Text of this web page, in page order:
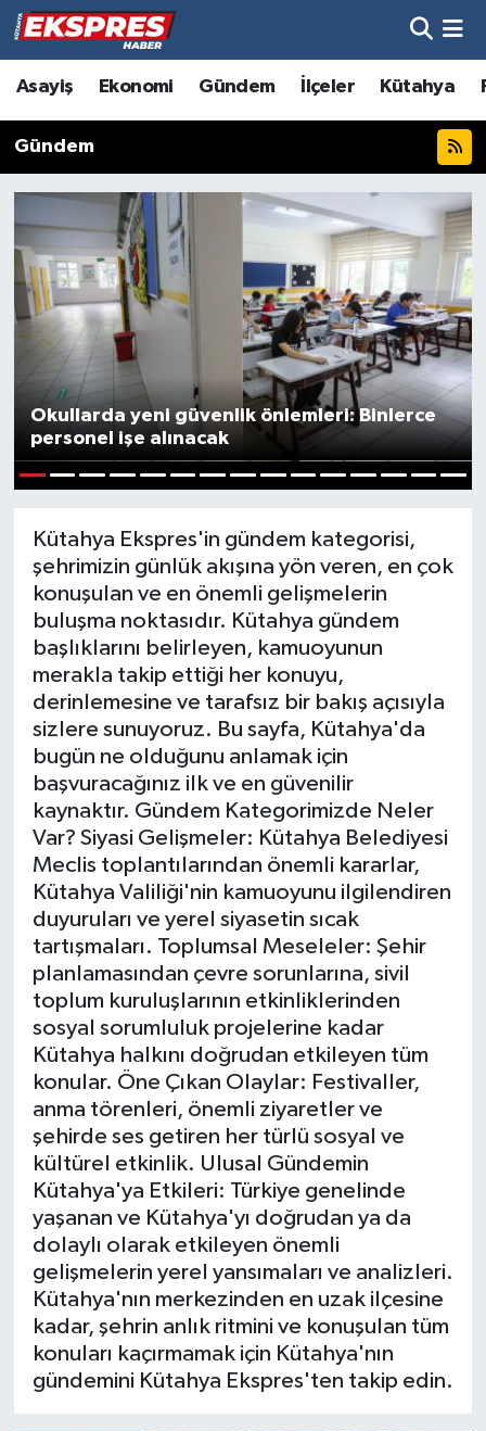
Asayiş Ekonomi Gündem İlçeler Kütahya
Gündem
Okullarda yeni güvenlik önlemleri: Binlerce
personel işe alınacak
Kütahya Ekspres'in gündem kategorisi,
şehrimizin günlük akışına yön veren, en çok
konuşulan ve en önemli gelişmelerin
buluşma noktasıdır. Kütahya gündem
başlıklarını belirleyen, kamuoyunun
merakla takip ettiği her konuyu,
derinlemesine ve tarafsız bir bakış açısıyla
sizlere sunuyoruz. Bu sayfa, Kütahya'da
bugün ne olduğunu anlamak için
başvuracağınız ilk ve en güvenilir
kaynaktır. Gündem Kategorimizde Neler
Var? Siyasi Gelişmeler: Kütahya Belediyesi
Meclis toplantılarından önemli kararlar,
Kütahya Valiliği'nin kamuoyunu ilgilendiren
duyuruları ve yerel siyasetin sıcak
tartışmaları. Toplumsal Meseleler: Şehir
planlamasından çevre sorunlarına, sivil
toplum kuruluşlarının etkinliklerinden
sosyal sorumluluk projelerine kadar
Kütahya halkını doğrudan etkileyen tüm
konular. Öne Çıkan Olaylar: Festivaller,
anma törenleri, önemli ziyaretler ve
şehirde ses getiren her türlü sosyal ve
kültürel etkinlik. Ulusal Gündemin
Kütahya'ya Etkileri: Türkiye genelinde
yaşanan ve Kütahya'yı doğrudan ya da
dolaylı olarak etkileyen önemli
gelişmelerin yerel yansımaları ve analizleri.
Kütahya'nın merkezinden en uzak ilçesine
kadar, şehrin anlık ritmini ve konuşulan tüm
konuları kaçırmamak için Kütahya'nın
gündemini Kütahya Ekspres'ten takip edin.
Altıntaş
Asayiş
Aslanapa
Biyografiler
Bölge
Çavdarhisar
Domaniç
Dumlupınar
Ekonomi
Emet
Foto Galeri
Gediz
Genel
Gündem
Hisarcık
İlçeler
Köşe Yazıları
Kültür Sanat
Kütahya
Magazin
Otomobil
Pazarlar
Hava Durumu
Trafik Durumu
Süper Lig Puan Durumu ve Fikstür
Tüm Manşetler
Son Dakika Haberleri
Haber Arşivi